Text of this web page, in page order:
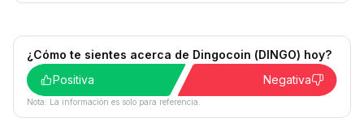
¿Cómo te sientes acerca de Dingocoin (DINGO) hoy?
Positiva
Negativa
Nota: La información es solo para referencia.